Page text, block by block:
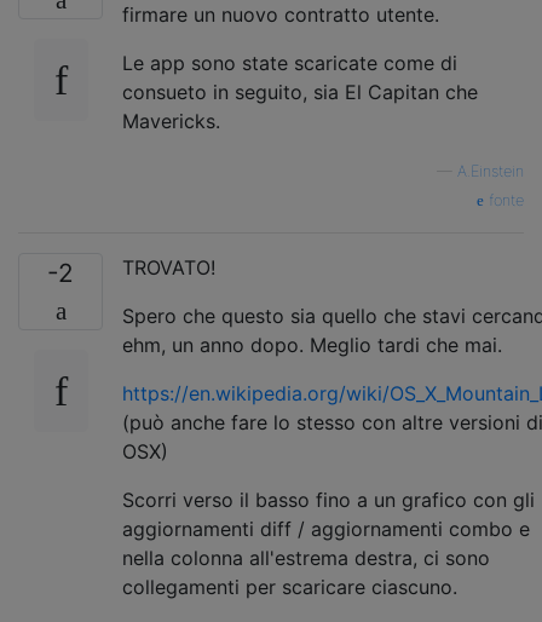
firmare un nuovo contratto utente.
Le app sono state scaricate come di
consueto in seguito, sia El Capitan che
Mavericks.
A.Einstein
fonte
-2
TROVATO!
Spero che questo sia quello che stavi
ehm, un anno dopo. Meglio tardi che mai.
https://en.wikipedia.org/wiki/
(può anche fare lo stesso con altre versioni di
OSX)
Scorri verso il basso fino a un grafico con gli
aggiornamenti diff / aggiornamenti combo e
nella colonna all'estrema destra, ci sono
collegamenti per scaricare ciascuno.